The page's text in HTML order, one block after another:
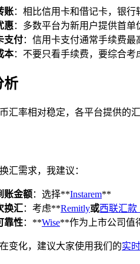
账：相比信用卡和借记卡，银
惠：多数平台为新用户提供首
支付：信用卡支付通常手续费最
本：不要只看手续费，要综合考
析
汇率相对稳定，各平台提供的
汇需求，我建议：
账金额：选择**Instarem**
换汇：考虑**Remitly或西联汇款
靠性：**Wise**作为上市公司值
变化，建议大家使用我们的实